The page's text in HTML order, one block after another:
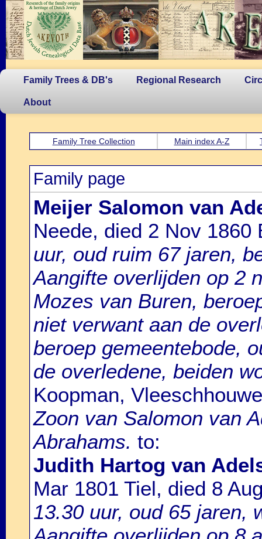
Family Trees & DB's Regional Research
About
Family Tree Collection Main index A-Z
Family page
Meijer Salomon van
Neede, died 2 Nov 1860
uur, oud ruim 67 jaren,
Aangifte overlijden op 2
Mozes van Buren,
niet verwant aan de
beroep gemeentebode,
de overledene, beiden
Koopman,
Zoon van Salomon van
Abrahams. to:
Judith Hartog van
Mar 1801 Tiel, died 8
13.30 uur, oud 65 jaren,